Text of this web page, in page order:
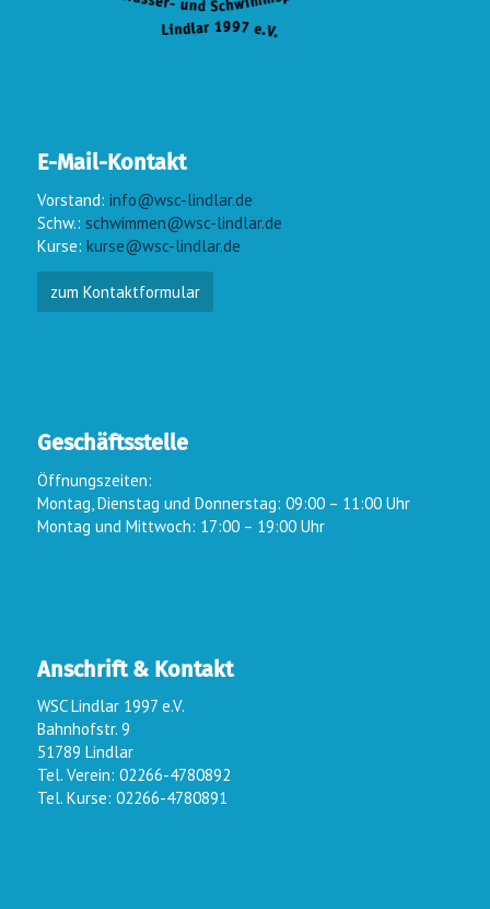
E-Mail-Kontakt
Vorstand: info@wsc-lindlar.de
Schw.: schwimmen@wsc-lindlar.de
Kurse: kurse@wsc-lindlar.de
zum Kontaktformular
Geschäftsstelle
Öffnungszeiten:
Montag, Dienstag und Donnerstag: 09:00 – 11:00 Uhr
Montag und Mittwoch: 17:00 – 19:00 Uhr
Anschrift & Kontakt
WSC Lindlar 1997 e.V.
Bahnhofstr. 9
51789 Lindlar
Tel. Verein: 02266-4780892
Tel. Kurse: 02266-4780891